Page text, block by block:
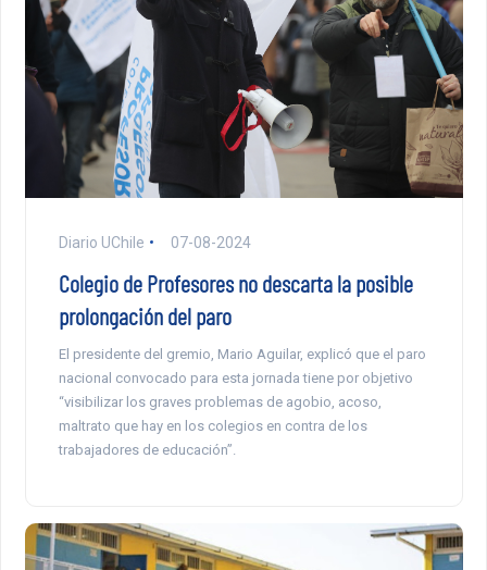
Diario UChile 07-08-2024
Colegio de Profesores no descarta la posible
prolongación del paro
El presidente del gremio, Mario Aguilar, explicó que el paro
nacional convocado para esta jornada tiene por objetivo
“visibilizar los graves problemas de agobio, acoso,
maltrato que hay en los colegios en contra de los
trabajadores de educación”.